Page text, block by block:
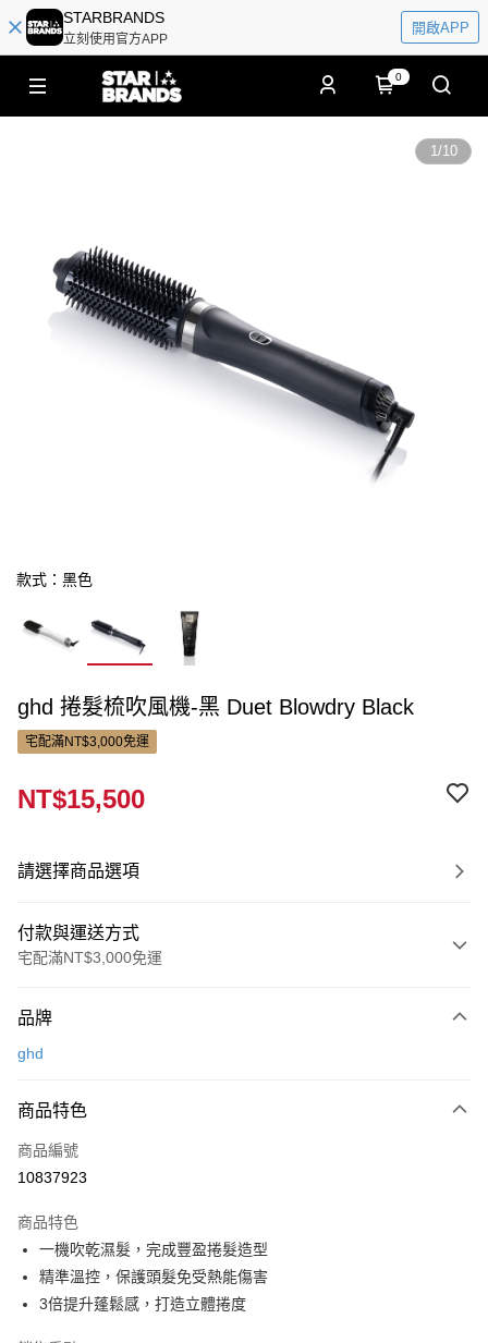
STARBRANDS
立刻使用官方APP
開啟APP
0
1/10
款式：黑色
ghd 捲髮梳吹風機-黑 Duet Blowdry Black
宅配滿NT$3,000免運
NT$15,500
請選擇商品選項
付款與運送方式
宅配滿NT$3,000免運
信用卡一次付款
Apple Pay
街口支付
Google Pay
AFTEE先享後付
相關說明
品牌
ghd
商品特色
商品編號
10837923
商品特色
一機吹乾濕髮，完成豐盈捲髮造型
精準溫控，保護頭髮免受熱能傷害
3倍提升蓬鬆感，打造立體捲度